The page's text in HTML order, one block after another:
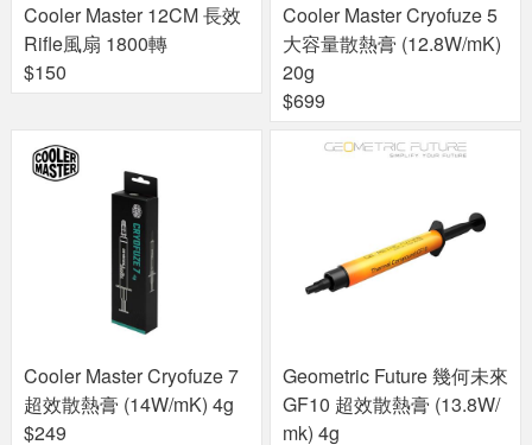
Cooler Master 12CM 長效
Rifle風扇 1800轉
$150
Cooler Master Cryofuze 5
大容量散熱膏 (12.8W/mK)
20g
$699
Cooler Master Cryofuze 7
超效散熱膏 (14W/mK) 4g
$249
Geometric Future 幾何未來
GF10 超效散熱膏 (13.8W/
mk) 4g